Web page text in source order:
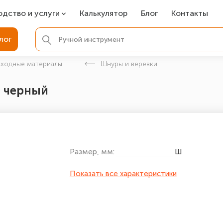
и услуги
фундамента
детали
Калькулятор Блог Контакты
материалы Шнуры и веревки
черный
Размер, мм: Ш
Показать все характеристики